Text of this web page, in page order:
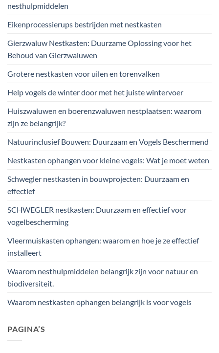
nesthulpmiddelen
Eikenprocessierups bestrijden met nestkasten
Gierzwaluw Nestkasten: Duurzame Oplossing voor het
Behoud van Gierzwaluwen
Grotere nestkasten voor uilen en torenvalken
Help vogels de winter door met het juiste wintervoer
Huiszwaluwen en boerenzwaluwen nestplaatsen: waarom
zijn ze belangrijk?
Natuurinclusief Bouwen: Duurzaam en Vogels Beschermend
Nestkasten ophangen voor kleine vogels: Wat je moet weten
Schwegler nestkasten in bouwprojecten: Duurzaam en
effectief
SCHWEGLER nestkasten: Duurzaam en effectief voor
vogelbescherming
Vleermuiskasten ophangen: waarom en hoe je ze effectief
installeert
Waarom nesthulpmiddelen belangrijk zijn voor natuur en
biodiversiteit.
Waarom nestkasten ophangen belangrijk is voor vogels
PAGINA’S